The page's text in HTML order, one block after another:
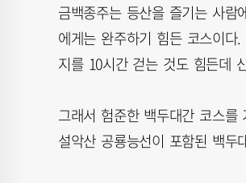
금백종주는 등산을 즐기는 사
에게는 완주하기 힘든 코스이
지를 10시간 걷는 것도 힘든데
그래서 험준한 백두대간 코스
설악산 공룡능선이 포함된 백두